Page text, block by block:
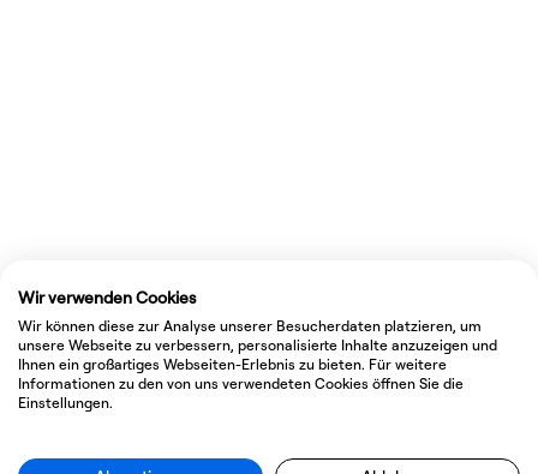
Wir verwenden Cookies
Wir können diese zur Analyse unserer Besucherdaten platzieren, um
unsere Webseite zu verbessern, personalisierte Inhalte anzuzeigen und
Ihnen ein großartiges Webseiten-Erlebnis zu bieten. Für weitere
Informationen zu den von uns verwendeten Cookies öffnen Sie die
Einstellungen.